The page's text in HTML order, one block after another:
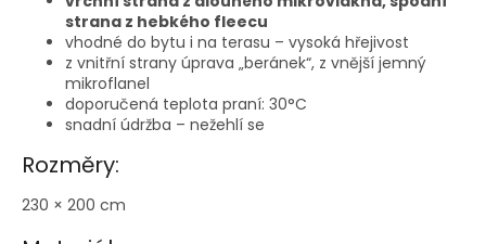
strana z hebkého fleecu
vhodné do bytu i na terasu – vysoká hřejivost
z vnitřní strany úprava „beránek“, z vnější jemný
mikroflanel
doporučená teplota praní: 30°C
snadní údržba – nežehlí se
Rozměry:
230 × 200 cm